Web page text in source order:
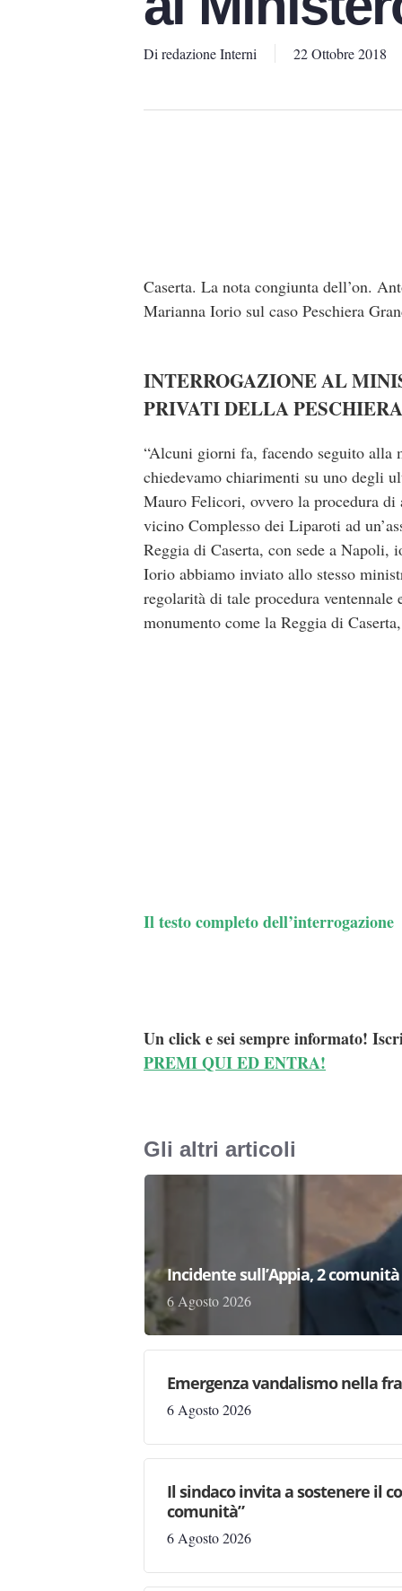
Di redazione Interni 22 Ottobre 2018
Caserta. La nota congiunta dell’on.
Marianna Iorio sul caso Peschiera
INTERROGAZIONE AL
PRIVATI DELLA
“Alcuni giorni fa, facendo seguito
chiedevamo chiarimenti su uno degli
Mauro Felicori, ovvero la procedura di
vicino Complesso dei Liparoti ad
Reggia di Caserta, con sede a
Iorio abbiamo inviato allo stesso
regolarità di tale procedura
monumento come la Reggia di
Il testo completo dell’interrogazione
Un click e sei sempre informato!
PREMI QUI ED ENTRA!
Gli altri articoli
Incidente sull’Appia, 2
6 Agosto 2026
Emergenza vandalismo nella
6 Agosto 2026
Il sindaco invita a sostenere il
comunità”
6 Agosto 2026